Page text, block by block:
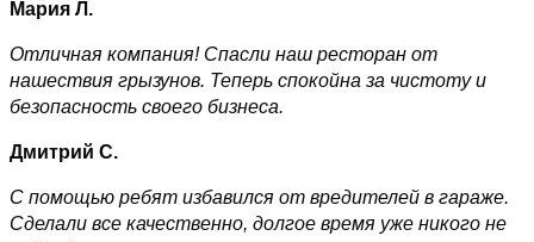
Мария Л.
Отличная компания! Спасли наш ресторан от
нашествия грызунов. Теперь спокойна за чистоту и
безопасность своего бизнеса.
Дмитрий С.
С помощью ребят избавился от вредителей в гараже.
Сделали все качественно, долгое время уже никого не